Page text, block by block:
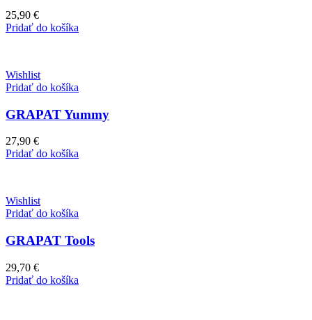
25,90 €
Pridať do košíka
Wishlist
Pridať do košíka
GRAPAT Yummy
27,90 €
Pridať do košíka
Wishlist
Pridať do košíka
GRAPAT Tools
29,70 €
Pridať do košíka